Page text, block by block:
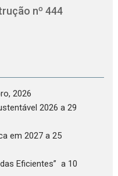
nº 444
2026
2026 a 29
em 2027 a 25
Eficientes” a 10